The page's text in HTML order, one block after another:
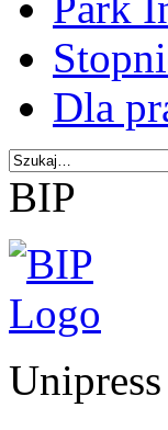
Dla
BIP